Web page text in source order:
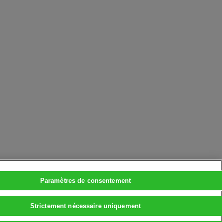
Paramètres de consentement
Strictement nécessaire uniquement